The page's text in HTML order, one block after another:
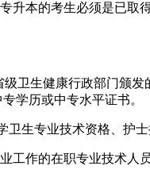
升本的考生必须是已
卫生健康行政部门颁
学历或中专水平证书。
生专业技术资格、护
工作的在职专业技术人员